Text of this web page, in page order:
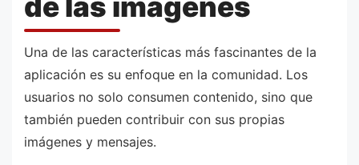
Una de las características más fascinantes de la
aplicación es su enfoque en la comunidad. Los
usuarios no solo consumen contenido, sino que
también pueden contribuir con sus propias
imágenes y mensajes.